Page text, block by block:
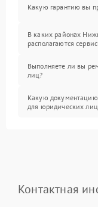
Какую гарантию вы
В каких районах
располагаются
Выполняете ли вы
лиц?
Какую документацию
для юридических
Контактная